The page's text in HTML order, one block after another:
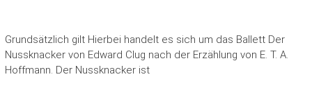
Grundsätzlich gilt Hierbei handelt es sich um das Ballett Der
Nussknacker von Edward Clug nach der Erzählung von E. T. A.
Hoffmann. Der Nussknacker ist